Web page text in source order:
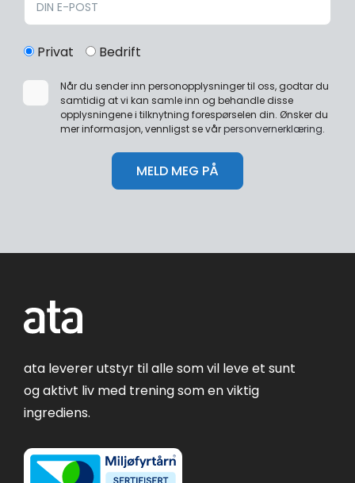
Privat Bedrift
Når du sender inn personopplysninger til oss, godtar du
samtidig at vi kan samle inn og behandle disse
opplysningene i tilknytning forespørselen din. Ønsker du
mer informasjon, vennligst se vårpersonvernerklæring.
ata leverer utstyr til alle som vil leve et sunt
og aktivt liv med trening som en viktig
ingrediens.